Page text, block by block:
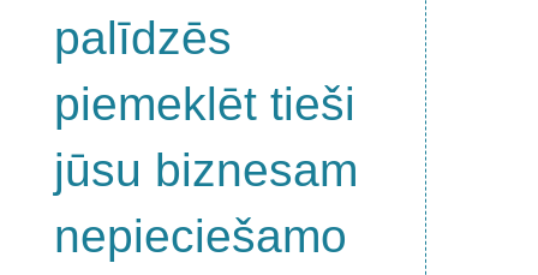
palīdzēs
piemeklēt tieši
jūsu biznesam
nepieciešamo